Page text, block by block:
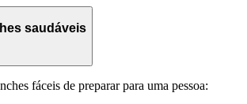
saudáveis
fáceis de preparar para uma pessoa: